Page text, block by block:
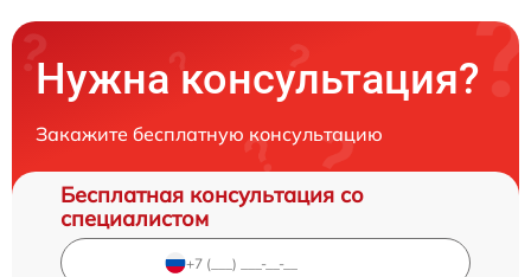
Нужна консультация?
Закажите бесплатную консультацию
Бесплатная консультация со
специалистом